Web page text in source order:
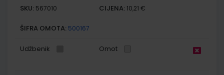
SKU: 567010 CIJENA: 10,21 €
ŠIFRA OMOTA: 500167
Udžbenik Omot